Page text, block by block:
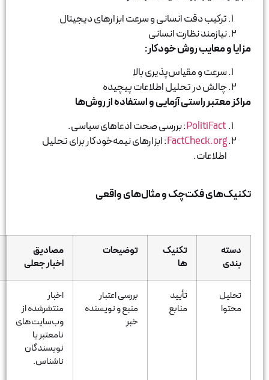
انسانی و سرعت ابزارهای دیجیتال
نظارت انسانی
روش خودکار:
مقیاس‌پذیری بالا
تحلیل اطلاعات پیچیده
آزمایی و استفاده از روش‌ها
: بررسی صحت ادعاهای سیاسی.
: ابزارهای نیمه‌خودکار برای تحلیل
و مثال‌های واقعی
تکنیک
توضیحات
مصادیق
مثال های
واقعی
تأیید
منابع
بررسی اعتبار
منبع و نویسنده
اخبار
منتشرشده از
وب‌سایت‌های
خبر جعلی
درباره توزیع
پول نقد توسط
یک مقام دولتی
در
وب‌سایت‌های